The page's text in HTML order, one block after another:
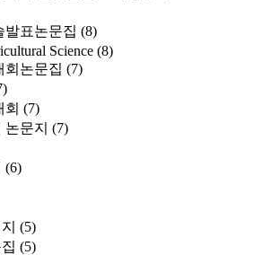
발표논문집 (8)
Science (8)
회논문집 (7)
(7)
문지 (7)
(6)
(5)
(5)